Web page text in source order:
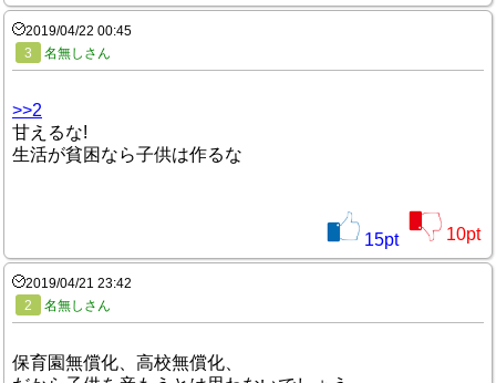
2019/04/22 00:45
3
名無しさん
>>2
甘えるな!
生活が貧困なら子供は作るな
15pt 10pt
2019/04/21 23:42
2
名無しさん
保育園無償化、高校無償化、